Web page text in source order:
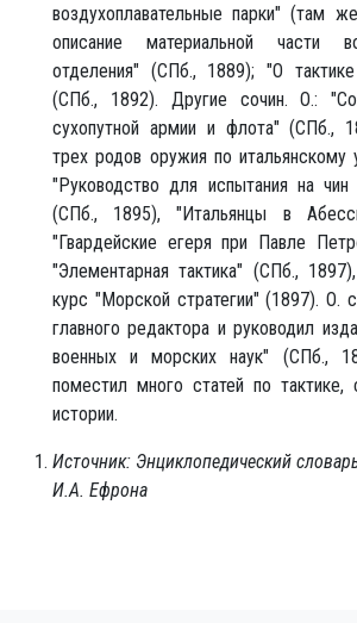
воздухоплавательные парки" (там
описание материальной части
отделения" (СПб., 1889); "О
(СПб., 1892). Другие сочин. О.:
сухопутной армии и флота" (СПб.,
трех родов оружия по итальянскому
"Руководство для испытания на чин
(СПб., 1895), "Итальянцы в
"Гвардейские егеря при Павле
"Элементарная тактика" (СПб.,
курс "Морской стратегии" (1897). О.
главного редактора и руководил
военных и морских наук" (СПб.,
поместил много статей по тактике,
истории.
Источник: Энциклопедический
И.А. Ефрона